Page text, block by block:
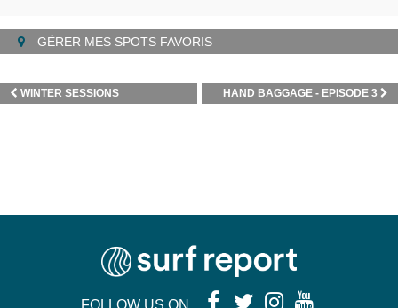
GÉRER MES SPOTS FAVORIS
HAND BAGGAGE - EPISODE 3
WINTER SESSIONS